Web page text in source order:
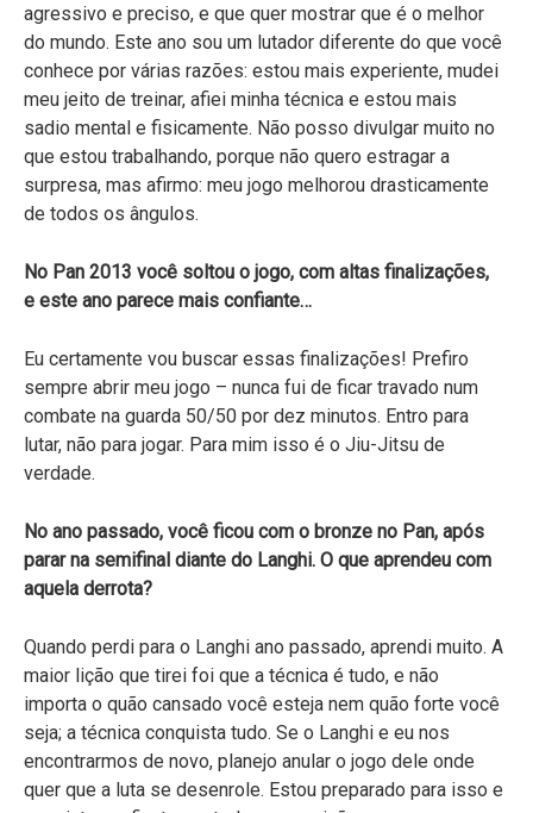
agressivo e preciso, e que quer mostrar que é o melhor
do mundo. Este ano sou um lutador diferente do que você
conhece por várias razões: estou mais experiente, mudei
meu jeito de treinar, afiei minha técnica e estou mais
sadio mental e fisicamente. Não posso divulgar muito no
que estou trabalhando, porque não quero estragar a
surpresa, mas afirmo: meu jogo melhorou drasticamente
de todos os ângulos.
No Pan 2013 você soltou o jogo, com altas finalizações,
e este ano parece mais confiante…
Eu certamente vou buscar essas finalizações! Prefiro
sempre abrir meu jogo – nunca fui de ficar travado num
combate na guarda 50/50 por dez minutos. Entro para
lutar, não para jogar. Para mim isso é o Jiu-Jitsu de
verdade.
No ano passado, você ficou com o bronze no Pan, após
parar na semifinal diante do Langhi. O que aprendeu com
aquela derrota?
Quando perdi para o Langhi ano passado, aprendi muito. A
maior lição que tirei foi que a técnica é tudo, e não
importa o quão cansado você esteja nem quão forte você
seja; a técnica conquista tudo. Se o Langhi e eu nos
encontrarmos de novo, planejo anular o jogo dele onde
quer que a luta se desenrole. Estou preparado para isso e